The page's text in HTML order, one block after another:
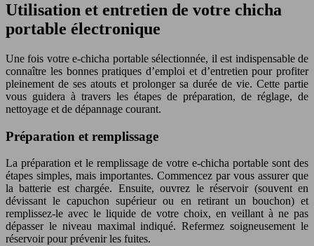
Utilisation et entretien de votre chicha
portable électronique
Une fois votre e-chicha portable sélectionnée, il est indispensable de
connaître les bonnes pratiques d’emploi et d’entretien pour profiter
pleinement de ses atouts et prolonger sa durée de vie. Cette partie
vous guidera à travers les étapes de préparation, de réglage, de
nettoyage et de dépannage courant.
Préparation et remplissage
La préparation et le remplissage de votre e-chicha portable sont des
étapes simples, mais importantes. Commencez par vous assurer que
la batterie est chargée. Ensuite, ouvrez le réservoir (souvent en
dévissant le capuchon supérieur ou en retirant un bouchon) et
remplissez-le avec le liquide de votre choix, en veillant à ne pas
dépasser le niveau maximal indiqué. Refermez soigneusement le
réservoir pour prévenir les fuites.